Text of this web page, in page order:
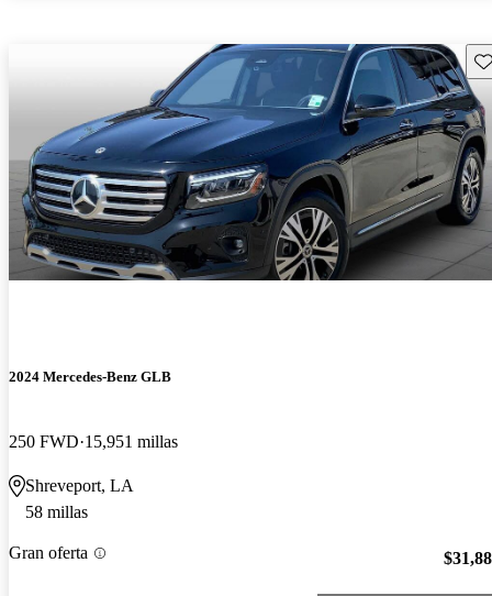
2024 Mercedes-Benz GLB
250 FWD 15,951 millas
Shreveport, LA
58 millas
Gran oferta